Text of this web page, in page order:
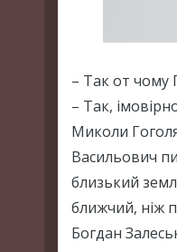
– Так от чому
– Так,
Миколи
Васильович
близький
ближчий, ніж
Богдан